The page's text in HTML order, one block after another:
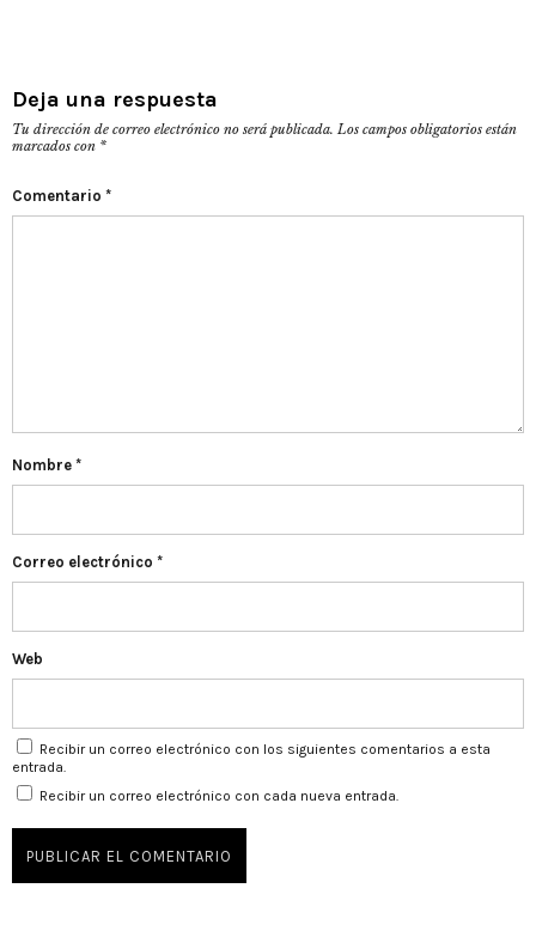
Deja una respuesta
Tu dirección de correo electrónico no será publicada. Los campos obligatorios están
marcados con *
Comentario *
Nombre *
Correo electrónico *
Web
Recibir un correo electrónico con los siguientes comentarios a esta
entrada.
Recibir un correo electrónico con cada nueva entrada.